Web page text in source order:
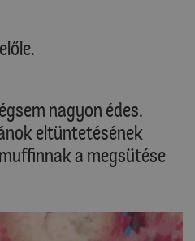
nagyon édes.
eltüntetésének
a megsütése